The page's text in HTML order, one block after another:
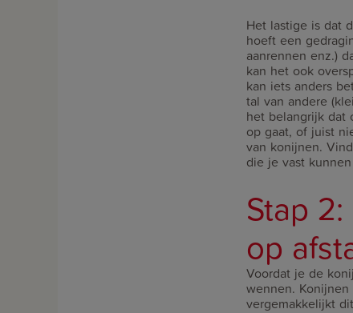
Het lastige is dat
hoeft een
aanrennen enz.)
kan het ook
kan iets anders
tal van andere
het belangrijk dat
op gaat, of juist
van konijnen.
die je vast
Stap
op
Voordat je de
wennen.
vergemakkelijkt